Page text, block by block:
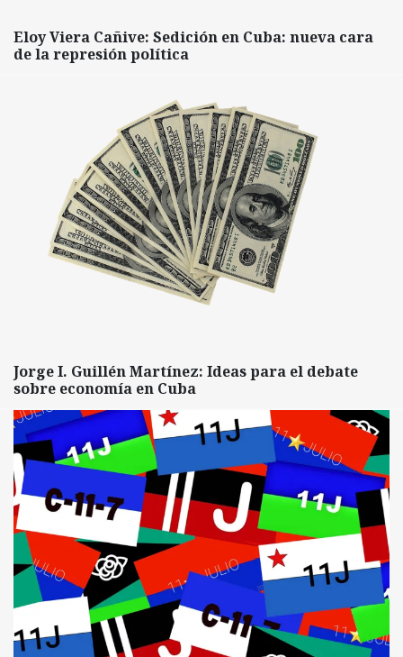
Eloy Viera Cañive: Sedición en Cuba: nueva cara
de la represión política
Jorge I. Guillén Martínez: Ideas para el debate
sobre economía en Cuba